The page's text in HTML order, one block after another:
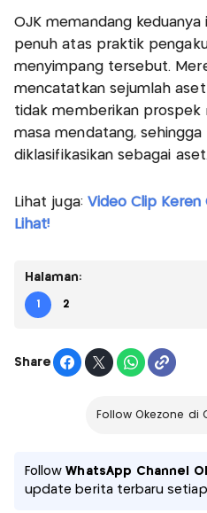
OJK memandang
penuh atas praktik
menyimpang tersebut.
mencatatkan sejumlah
tidak memberikan prospek
masa mendatang,
diklasifikasikan sebagai aset.
Lihat juga: Video Clip Keren
Lihat!
Halaman:
1 2
Share
Follow Okezone di
FollowWhatsApp Channel
update berita terbaru setiap